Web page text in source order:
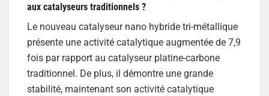
aux catalyseurs traditionnels ?
Le nouveau catalyseur nano hybride tri-métallique
présente une activité catalytique augmentée de 7,9
fois par rapport au catalyseur platine-carbone
traditionnel. De plus, il démontre une grande
stabilité, maintenant son activité catalytique